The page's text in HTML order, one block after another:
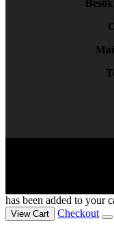
has been added to your
View Cart Checkout